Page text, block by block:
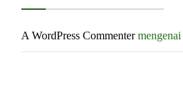
A WordPress Commentermengenai